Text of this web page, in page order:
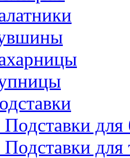
Подставки
Подставки для